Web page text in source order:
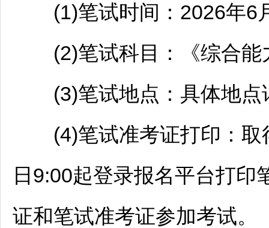
(1)笔试时间：2026年6
(2)笔试科目：《综合能
(3)笔试地点：具体地点
(4)笔试准考证打印：取
日9:00起登录报名平台打印
证和笔试准考证参加考试。